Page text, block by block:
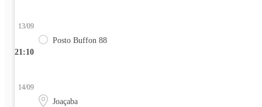
21:10
13/09
Posto Buffon 88
14/09
Joaçaba